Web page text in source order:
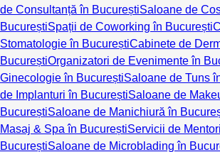
de Consultanță în BucureștiSaloane de
BucureștiSpații de Coworking în București
Stomatologie în BucureștiCabinete de
BucureștiOrganizatori de Evenimente în
Ginecologie în BucureștiSaloane de Tuns
de Implanturi în BucureștiSaloane de
BucureștiSaloane de Manichiură în
Masaj & Spa în BucureștiServicii de
BucureștiSaloane de Microblading în